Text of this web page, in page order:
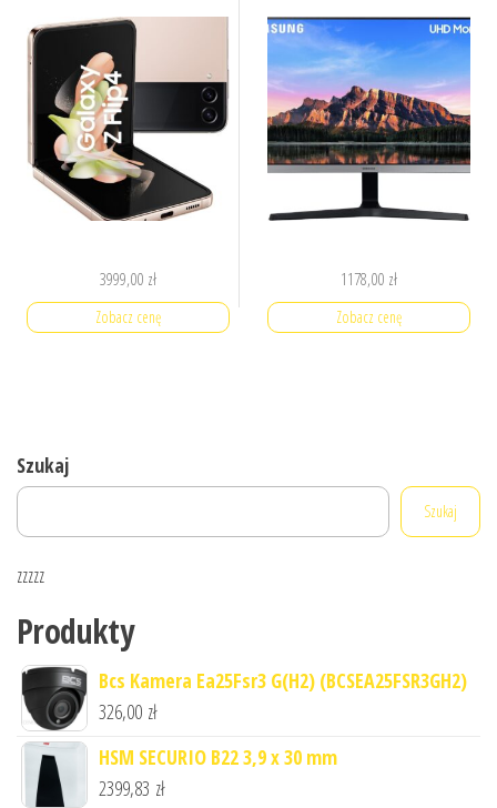
3999,00 zł
Zobacz cenę
1178,00 zł
Zobacz cenę
Szukaj
Szukaj
zzzzz
Produkty
Bcs Kamera Ea25Fsr3 G(H2) (BCSEA25FSR3GH2)
326,00 zł
HSM SECURIO B22 3,9 x 30 mm
2399,83 zł